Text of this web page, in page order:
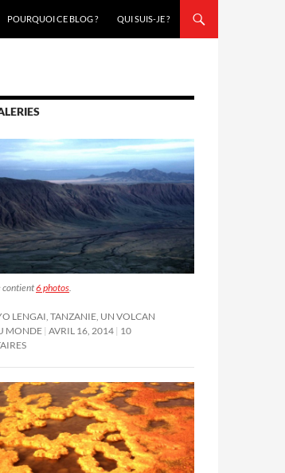
POURQUOI CE BLOG ? QUI SUIS-JE ?
contient6 photos.
LENGAI, TANZANIE, UN VOLCAN
MONDE AVRIL 16, 2014 10